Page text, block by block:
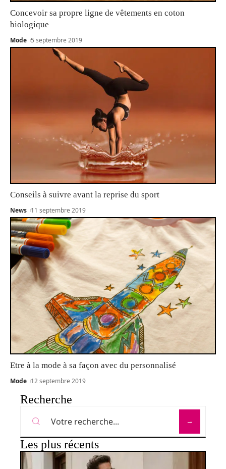
Concevoir sa propre ligne de vêtements en coton
biologique
Mode 5 septembre 2019
Conseils à suivre avant la reprise du sport
News 11 septembre 2019
Etre à la mode à sa façon avec du personnalisé
Mode 12 septembre 2019
Recherche
Les plus récents